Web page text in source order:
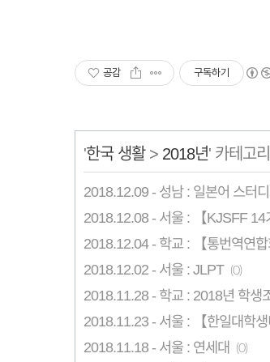
공감 구독하기
'한국 생활> 2018년' 카테고
2018.12.09 - 성남 : 일본어 스터디
2018.12.08 - 서울 : 【KJSFF 14
2018.12.04 - 학교 : 【통번역연
2018.12.02 - 서울 : JLPT (0)
2018.11.28 - 학교 : 2018년 학생
2018.11.23 - 서울 : 【한일대학
2018.11.18 - 서울 : 연세대 (0)